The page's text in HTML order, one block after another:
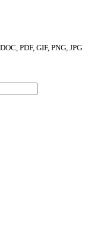
PDF, GIF, PNG, JPG